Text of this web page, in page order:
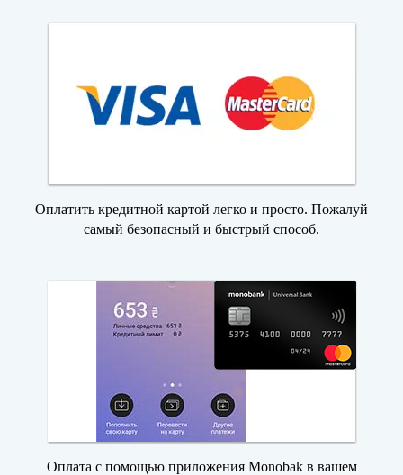
Оплатить кредитной картой легко и просто. Пожалуй
самый безопасный и быстрый способ.
Оплата с помощью приложения Monobak в вашем